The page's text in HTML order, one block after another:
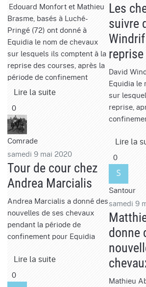
Edouard Monfort et Mathieu
Brasme, basés à Luché-
Pringé (72) ont donné à
Equidia le nom de chevaux
sur lesquels ils comptent à la
reprise des courses, après la
période de confinement
Lire la suite
0
Les
suivre
reprise
David
Equidia le
sur
reprise,
Lire la
0
Comrade
samedi 9 mai 2020
Tour de cour chez
Andrea Marcialis
Andrea Marcialis a donné des
nouvelles de ses chevaux
pendant la période de
confinement pour Equidia
Lire la suite
0
Santour
samedi 9
donne
Mathieu